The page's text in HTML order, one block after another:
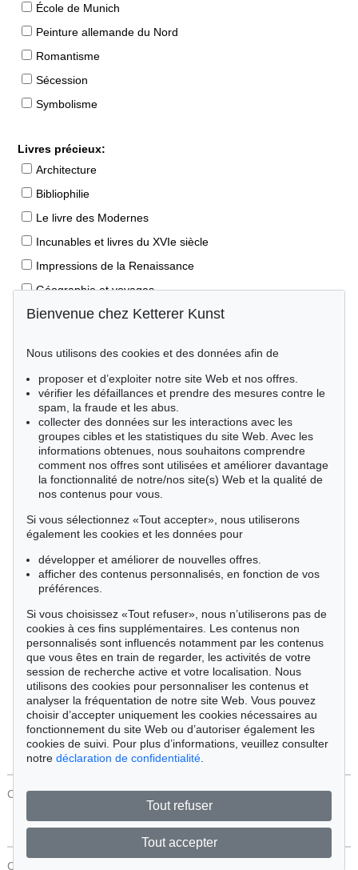
École de Munich
Peinture allemande du Nord
Romantisme
Sécession
Symbolisme
Livres précieux:
Architecture
Bibliophilie
Le livre des Modernes
Incunables et livres du XVIe siècle
Impressions de la Renaissance
Géographie et voyages
Éditions princeps
Livres pour enfants
Style de vie
Événements clés des sciences naturelles
Littérature mondiale
Littérature économique
Cimélie
Trier par:
Tous les objets
Offres actuelles
Objets vendus
Chercher
CONTACT Protection Des Données
CONTACT
Bienvenue chez Ketterer Kunst
Nous utilisons des cookies et des données afin de
proposer et d’exploiter notre site Web et nos offres.
vérifier les défaillances et prendre des mesures contre le
spam, la fraude et les abus.
collecter des données sur les interactions avec les
groupes cibles et les statistiques du site Web. Avec les
informations obtenues, nous souhaitons comprendre
comment nos offres sont utilisées et améliorer davantage
la fonctionnalité de notre/nos site(s) Web et la qualité de
nos contenus pour vous.
Si vous sélectionnez «Tout accepter», nous utiliserons
également les cookies et les données pour
développer et améliorer de nouvelles offres.
afficher des contenus personnalisés, en fonction de vos
préférences.
Si vous choisissez «Tout refuser», nous n’utiliserons pas de
cookies à ces fins supplémentaires. Les contenus non
personnalisés sont influencés notamment par les contenus
que vous êtes en train de regarder, les activités de votre
session de recherche active et votre localisation. Nous
utilisons des cookies pour personnaliser les contenus et
analyser la fréquentation de notre site Web. Vous pouvez
choisir d’accepter uniquement les cookies nécessaires au
fonctionnement du site Web ou d’autoriser également les
cookies de suivi. Pour plus d’informations, veuillez consulter
notre déclaration de confidentialité
Tout refuser
Tout accepter